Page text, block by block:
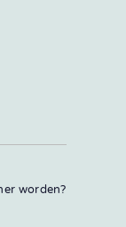
worden?